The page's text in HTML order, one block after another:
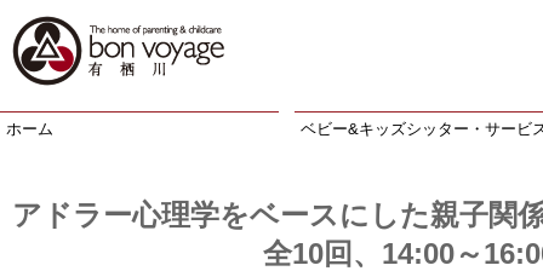
ホーム ベビー&キッズシッター・サービ
アドラー心理学をベースにした親子関
全10回、14:00～